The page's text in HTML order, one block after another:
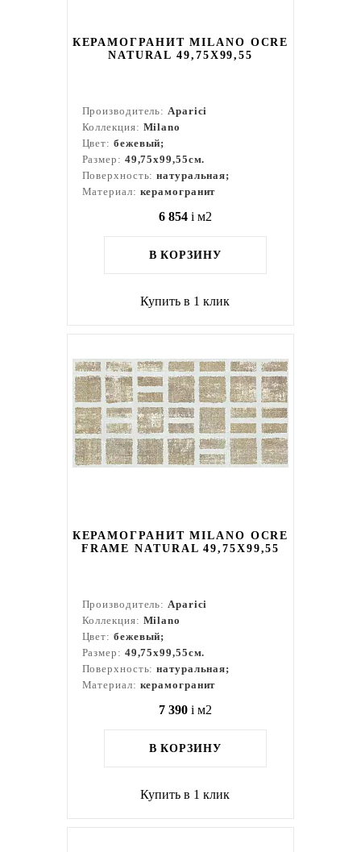
КЕРАМОГРАНИТ MILANO OCRE
NATURAL 49,75X99,55
Производитель:Aparici
Коллекция: Milano
Цвет: бежевый;
Размер: 49,75x99,55см.
Поверхность:натуральная;
Материал: керамогранит
6 854 i м2
В КОРЗИНУ
Купить в 1 клик
КЕРАМОГРАНИТ MILANO OCRE
FRAME NATURAL 49,75X99,55
Производитель:Aparici
Коллекция: Milano
Цвет: бежевый;
Размер: 49,75x99,55см.
Поверхность:натуральная;
Материал: керамогранит
7 390 i м2
В КОРЗИНУ
Купить в 1 клик